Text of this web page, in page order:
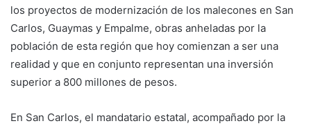
los proyectos de modernización de los malecones en San
Carlos, Guaymas y Empalme, obras anheladas por la
población de esta región que hoy comienzan a ser una
realidad y que en conjunto representan una inversión
superior a 800 millones de pesos.
En San Carlos, el mandatario estatal, acompañado por la